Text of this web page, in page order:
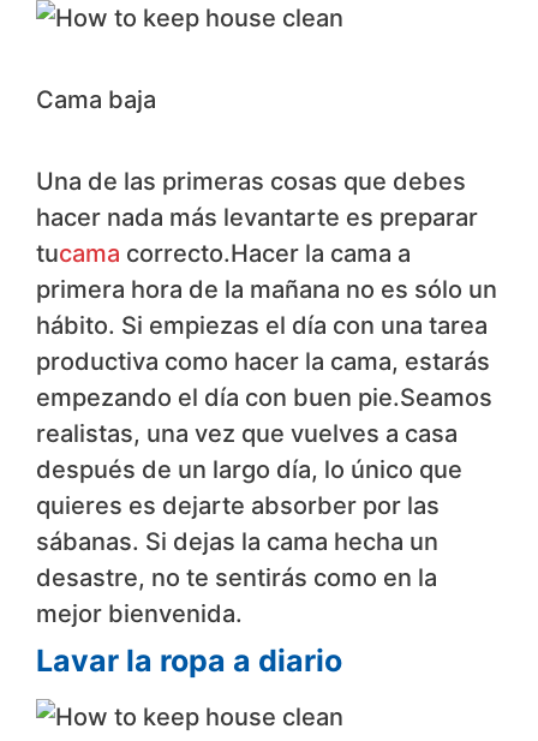
Cama baja
Una de las primeras cosas que debes
hacer nada más levantarte es preparar
tucama correcto.Hacer la cama a
primera hora de la mañana no es sólo un
hábito. Si empiezas el día con una tarea
productiva como hacer la cama, estarás
empezando el día con buen pie.Seamos
realistas, una vez que vuelves a casa
después de un largo día, lo único que
quieres es dejarte absorber por las
sábanas. Si dejas la cama hecha un
desastre, no te sentirás como en la
mejor bienvenida.
Lavar la ropa a diario